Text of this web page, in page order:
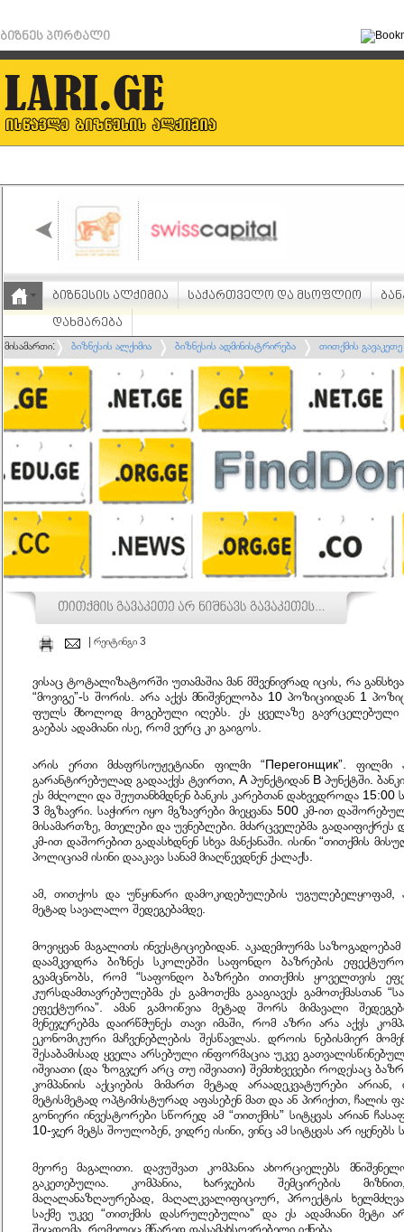
ბიზნეს პორტალი
ბიზნესის ალქიმია საქართველო და მსოფლიო
დახმარება
მისამართი: ბიზნესის ალქიმია ბიზნესის ადმინისტრირება თითქმის გავაკეთე
| რეიტინგი 3
ვისაც ტოტალიზატორში უთამაშია მან მშვენივრად იცის რა
“მოვიგე”-ს შორის არა აქვს მნიშვნელობა 10 პოზიციიდან 1
ფულს მხოლოდ მოგებული იღებს ეს ყველაზე
გავრცელებული
გაებას ადამიანი ისე რომ ვერც კი გაიგოს
არის ერთი მძაფრსიუჟეტიანი ფილმი “Перегонщик”. ფილმი
გარანტირებულად გადააქვს ტვირთი A პუნქტიდან B პუნქტში
ეს მძღოლი და შეუთანხმდნენ ბანკის კარებთან დახვედროდა 15:00
3 მგზავრი. საჭირო იყო მგზავრები მიეყვანა 500 კმ-ით
მისამართზე მთელები და უვნებლები მძარცველებმა გადაიფიქრეს
კმ-ით დაშორებით გადასხდნენ სხვა მანქანაში. ისინი “თითქმის
პოლიციამ ისინი დააკავა სანამ მიაღწევდნენ ქალაქს
ამ თითქოს და უწყინარი დამოკიდებულების უგულებელყოფამ,
მეტად სავალალო შედეგებამდე
მოვიყვან მაგალითს ინვესტიციებიდან აკადემიურმა საზოგადოებამ
დაამკვიდრა
ბიზნეს სკოლებში საფონდო ბაზრების
გვამცნობს
რომ “საფონდო ბაზრები თითქმის ყოველთვის
კურსდამთავრებულებმა ეს გამოთქმა გააგიავეს გამოთქმასთან “
ეფექტურია”. ამან გამოიწვია მეტად შორს მიმავალი
მენეჯერებმა დაირწმუნეს თავი იმაში რომ აზრი არა აქვს
ეკონომიკური მაჩვენებლების შესწავლას დროის ნებისმიერ
შესაბამისად ყველა არსებული ინფორმაცია უკვე
იშვიათი (და ზოგჯერ არც თუ იშვიათი) შემთხვევები როდესაც
კომპანიის
აქციების მიმართ მეტად არაადეკვატურები არიან,
მეტისმეტად ოპტიმისტურად აფასებენ მათ და ან პირიქით, ჩალის
გონიერი ინვესტორები სწორედ ამ “თითქმის” სიტყვას არიან
10-ჯერ მეტს შოულობენ ვიდრე ისინი ვინც ამ სიტყვას არ იყენებს
მეორე მაგალითი. დავუშვათ კომპანია ახორციელებს
გაკეთებულია
კომპანია, ხარჯების შემცირების მიზნით
მაღალანაზღაურებად
მაღალკვალიფიციურ პროექტის
საქმე უკვე “თითქმის დასრულებულია” და ეს ადამიანი მეტი
შეცდომა რომელიც მწარედ დასამახსოვრებელი იქნება